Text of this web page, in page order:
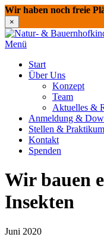
Wir haben noch freie
×
Direkt
zum
Menü
Start
Über Uns
Konzept
Team
Aktuelles &
Anmeldung &
Stellen & Praktikum
Kontakt
Spenden
Wir bauen
Insekten
Juni 2020